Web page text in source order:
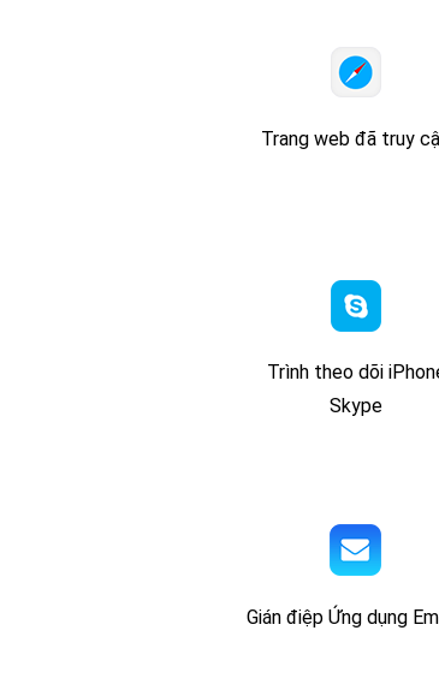
Trang web đã truy
Trình theo dõi
Skype
Gián điệp Ứng dụng